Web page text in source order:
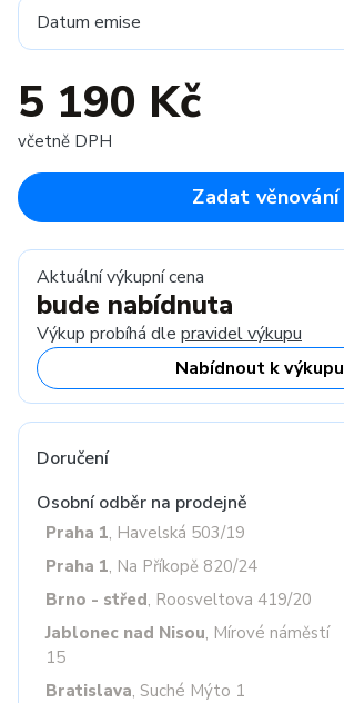
Datum emise
5 190 Kč
včetně DPH
Zadat věnování
Aktuální výkupní cena
bude nabídnuta
Výkup probíhá dle pravidel výkupu
Nabídnout k výkupu
Doručení
Osobní odběr na prodejně
Praha 1, Havelská 503/19
Praha 1, Na Příkopě 820/24
Brno - střed, Roosveltova 419/20
Jablonec nad Nisou, Mírové náměstí
15
Bratislava, Suché Mýto 1